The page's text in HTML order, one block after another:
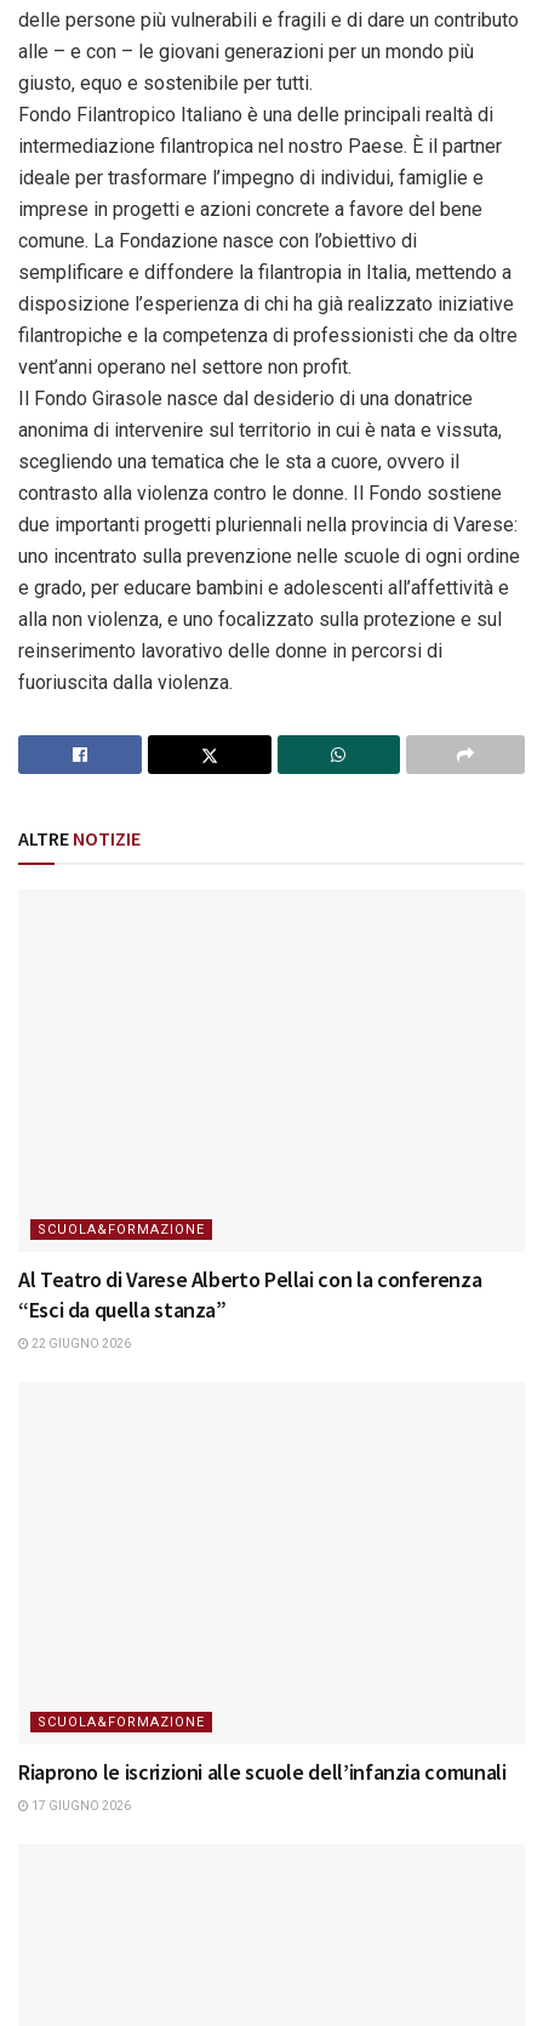
delle persone più vulnerabili e fragili e di dare un contributo
alle – e con – le giovani generazioni per un mondo più
giusto, equo e sostenibile per tutti.
Fondo Filantropico Italiano è una delle principali realtà di
intermediazione filantropica nel nostro Paese. È il partner
ideale per trasformare l’impegno di individui, famiglie e
imprese in progetti e azioni concrete a favore del bene
comune. La Fondazione nasce con l’obiettivo di
semplificare e diffondere la filantropia in Italia, mettendo a
disposizione l’esperienza di chi ha già realizzato iniziative
filantropiche e la competenza di professionisti che da oltre
vent’anni operano nel settore non profit.
Il Fondo Girasole nasce dal desiderio di una donatrice
anonima di intervenire sul territorio in cui è nata e vissuta,
scegliendo una tematica che le sta a cuore, ovvero il
contrasto alla violenza contro le donne. Il Fondo sostiene
due importanti progetti pluriennali nella provincia di Varese:
uno incentrato sulla prevenzione nelle scuole di ogni ordine
e grado, per educare bambini e adolescenti all’affettività e
alla non violenza, e uno focalizzato sulla protezione e sul
reinserimento lavorativo delle donne in percorsi di
fuoriuscita dalla violenza.
ALTRE NOTIZIE
SCUOLA&FORMAZIONE
Al Teatro di Varese Alberto Pellai con la conferenza
“Esci da quella stanza”
22 GIUGNO 2026
SCUOLA&FORMAZIONE
Riaprono le iscrizioni alle scuole dell’infanzia comunali
17 GIUGNO 2026